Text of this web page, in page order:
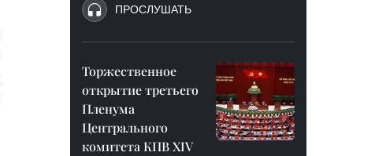
ПРОСЛУШАТЬ
Торжественное
открытие третьего
Пленума
Центрального
комитета КПВ XIV